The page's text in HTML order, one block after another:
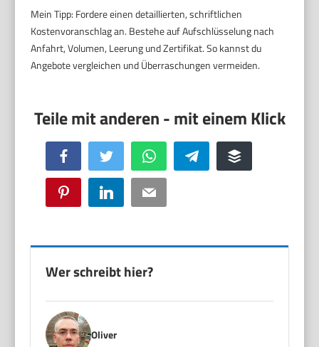
Mein Tipp: Fordere einen detaillierten, schriftlichen
Kostenvoranschlag an. Bestehe auf Aufschlüsselung nach
Anfahrt, Volumen, Leerung und Zertifikat. So kannst du
Angebote vergleichen und Überraschungen vermeiden.
Facebook Twitter WhatsApp Telegram Buffer
Pinterest LinkedIn Email
Wer schreibt hier?
Oliver